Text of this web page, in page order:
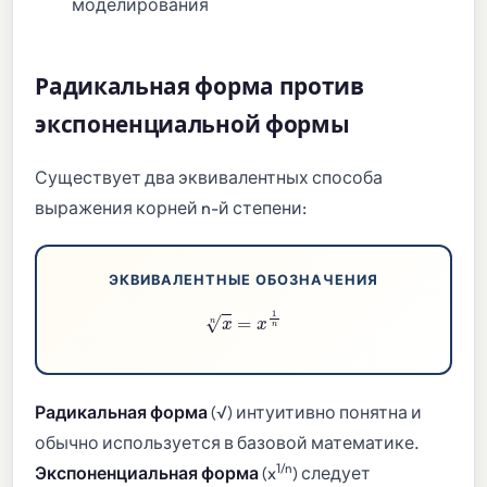
моделирования
Радикальная форма против
экспоненциальной формы
Существует два эквивалентных способа
выражения корней n-й степени:
ЭКВИВАЛЕНТНЫЕ ОБОЗНАЧЕНИЯ
xn
Радикальная форма(√) интуитивно понятна и
обычно используется в базовой математике.
Экспоненциальная форма(x1/n) следует